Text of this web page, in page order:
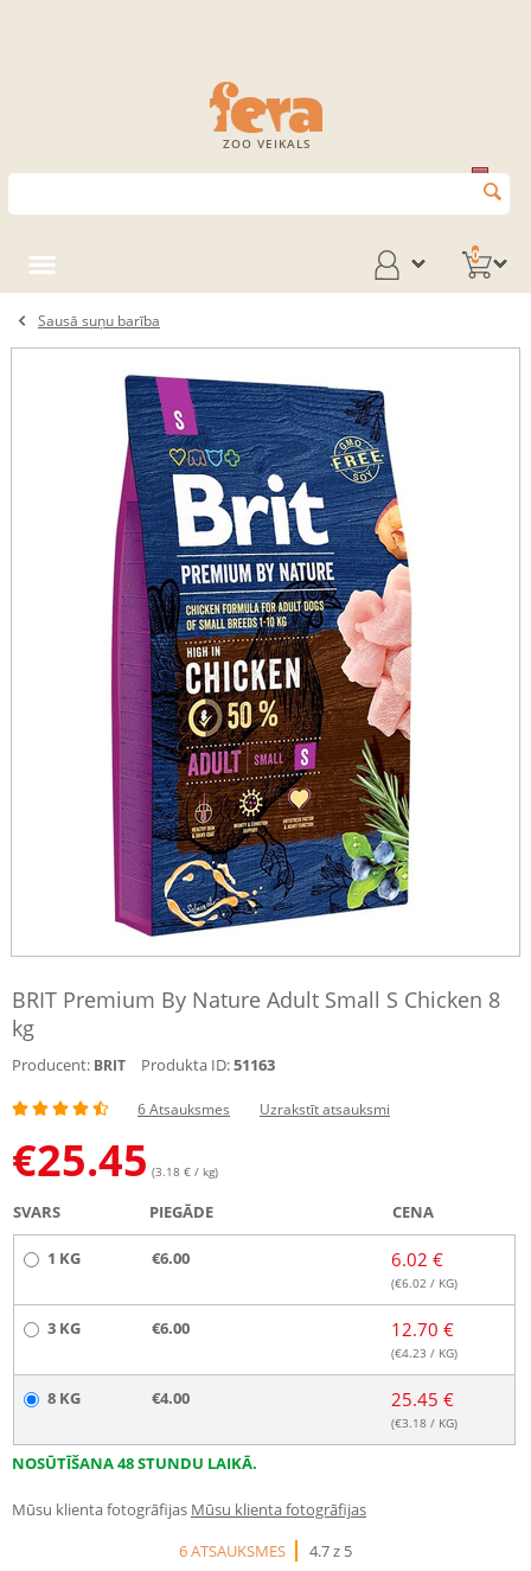
ZOO VEIKALS
0
Sausā suņu barība
BRIT Premium By Nature Adult Small S Chicken 8
kg
Producent: BRIT Produkta ID:51163
6 Atsauksmes Uzrakstīt atsauksmi
€25.45 (3.18 € / kg)
SVARS PIEGĀDE CENA
1 KG €6.00 6.02 €
(€6.02 / KG)
3 KG €6.00 12.70 €
(€4.23 / KG)
8 KG €4.00 25.45 €
(€3.18 / KG)
NOSŪTĪŠANA 48 STUNDU LAIKĀ.
Mūsu klienta fotogrāfijas Mūsu klienta fotogrāfijas
6 ATSAUKSMES
4.7 z 5